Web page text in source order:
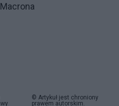
© Artykuł jest chroniony
prawem autorskim.